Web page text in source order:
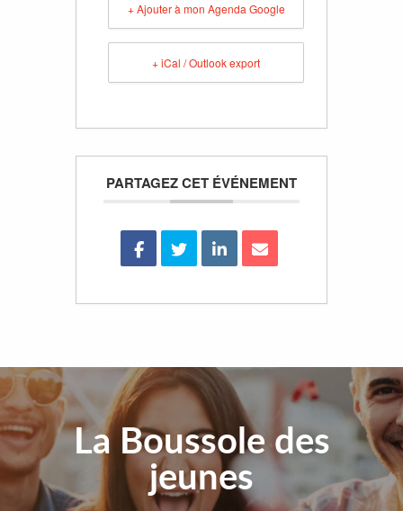
+ Ajouter à mon Agenda Google
+ iCal / Outlook export
PARTAGEZ CET ÉVÉNEMENT
La Boussole des
jeunes